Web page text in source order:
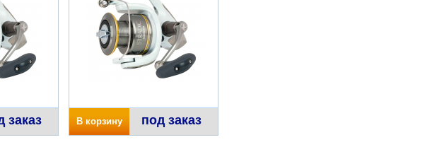
заказ В корзину под заказ